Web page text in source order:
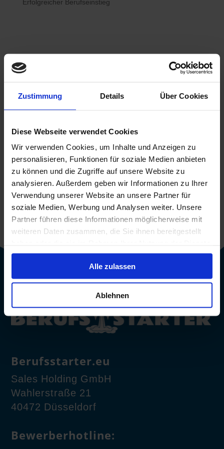
Zustimmung Details Über Cookies
Diese Webseite verwendet Cookies
Wir verwenden Cookies, um Inhalte und Anzeigen zu
personalisieren, Funktionen für soziale Medien anbieten
zu können und die Zugriffe auf unsere Website zu
analysieren. Außerdem geben wir Informationen zu Ihrer
Verwendung unserer Website an unsere Partner für
soziale Medien, Werbung und Analysen weiter. Unsere
Partner führen diese Informationen möglicherweise mit
weiteren Daten zusammen, die Sie ihnen bereitgestellt
gesammelt haben.
Alle zulassen
Ablehnen
 Bewerberhotline
 WhatsApp
0800 / 7008822
Berufsstarter.eu
Sales Holding GmbH
Wahlerstraße 21
40472 Düsseldorf
Bewerberhotline: